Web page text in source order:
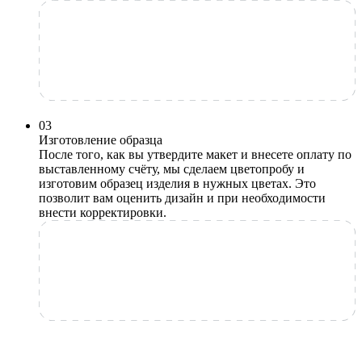
03
Изготовление образца
После того, как вы утвердите макет и внесете оплату по
выставленному счёту, мы сделаем цветопробу и
изготовим образец изделия в нужных цветах. Это
позволит вам оценить дизайн и при необходимости
внести корректировки.